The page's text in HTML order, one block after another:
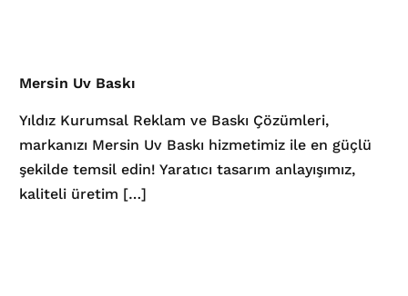
Mersin Uv Baskı
Yıldız Kurumsal Reklam ve Baskı Çözümleri,
markanızı Mersin Uv Baskı hizmetimiz ile en güçlü
şekilde temsil edin! Yaratıcı tasarım anlayışımız,
kaliteli üretim […]